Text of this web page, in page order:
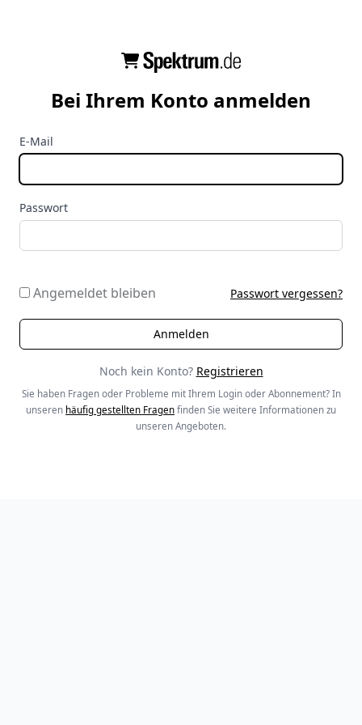
Bei Ihrem Konto anmelden
E-Mail
Passwort
Angemeldet bleiben Passwort vergessen?
Noch kein Konto? Registrieren
Sie haben Fragen oder Probleme mit Ihrem Login oder Abonnement? In
unseren häufig gestellten Fragen finden Sie weitere Informationen zu
unseren Angeboten.